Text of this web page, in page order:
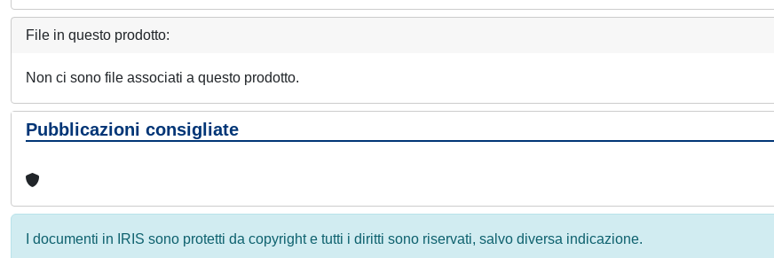
File in questo prodotto:
Non ci sono file associati a questo prodotto.
Pubblicazioni consigliate
I documenti in IRIS sono protetti da copyright e tutti i diritti sono riservati, salvo diversa indicazione.